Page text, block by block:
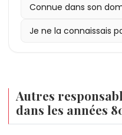
Connue dans son
Je ne la connaissais
Autres
dans les années